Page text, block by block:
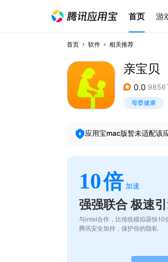
首页 游
首页 软件 相关推荐
亲宝贝
0.0 9856
母婴健康
应用宝mac版暂未适配该
10倍 加速
强强联合 极速
与intel合作，比传统模拟器快10
腾讯安全加持，保护你的隐私